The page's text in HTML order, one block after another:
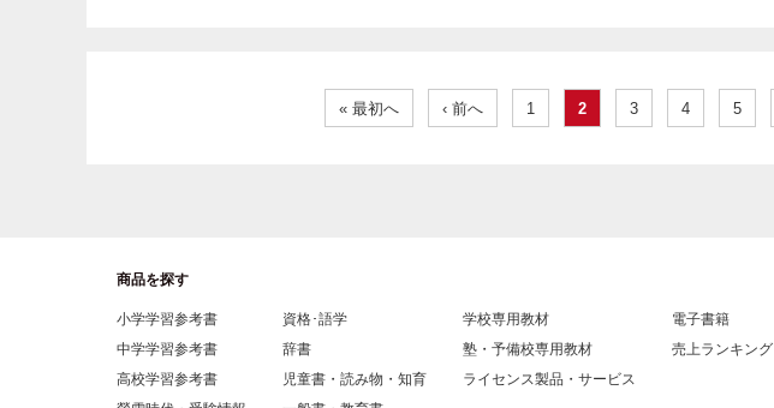
« 最初へ ‹ 前へ 1 2 3 4 5
商品を探す
小学学習参考書
中学学習参考書
高校学習参考書
資格･語学
辞書
児童書・読み物・知育
学校専用教材
塾・予備校専用教材
ライセンス製品・サービス
電子書籍
売上ランキング